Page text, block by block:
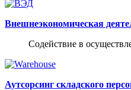
Внешнеэкономическая
Содействие в
Аутсорсинг складского